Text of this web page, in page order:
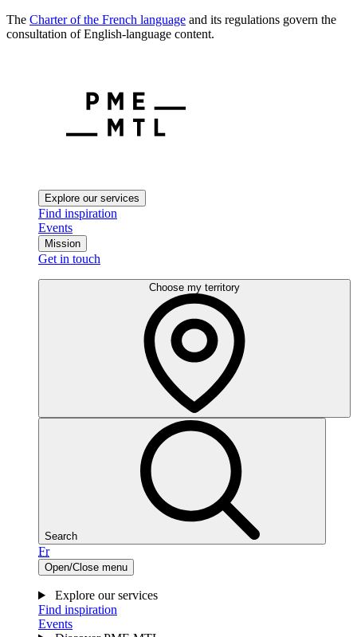
The Charter of the French language and its regulations govern the
consultation of English-language content.
Explore our services
Find inspiration
Events
Mission
Get in touch
Choose my territory
Search
Fr
Open/Close menu
Explore our services
Find inspiration
Events